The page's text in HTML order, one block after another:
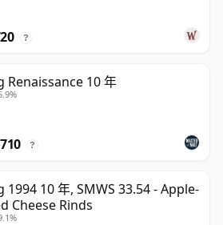
?
Renaissance 10 年
?
1994 10 年, SMWS 33.54 - Apple-
Cheese Rinds